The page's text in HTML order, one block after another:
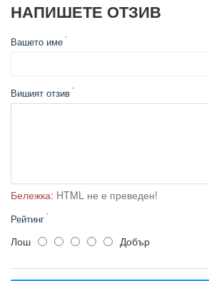
НАПИШЕТЕ ОТЗИВ
Вашето име
Вишият отзив
Бележка: HTML не е преведен!
Рейтинг
Лош Добър